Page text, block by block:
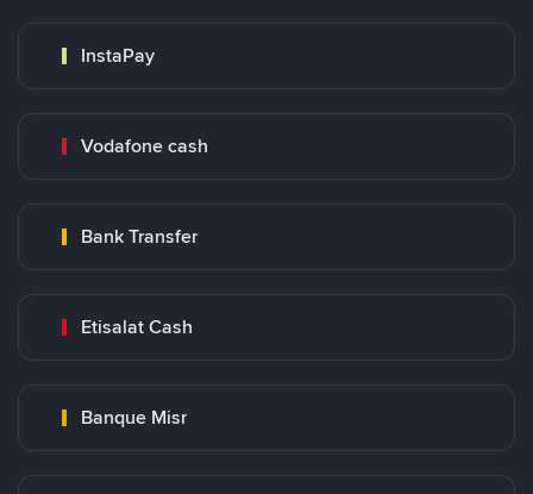
InstaPay
Vodafone cash
Bank Transfer
Etisalat Cash
Banque Misr